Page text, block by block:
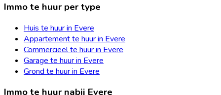
Immo te huur per type
Huis te huur in Evere
Appartement te huur in Evere
Commercieel te huur in Evere
Garage te huur in Evere
Grond te huur in Evere
Immo te huur nabij Evere